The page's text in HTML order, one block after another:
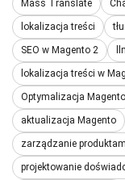
Mass Translate
lokalizacja treści
SEO w Magento 2
lokalizacja treści w
Optymalizacja Magento
aktualizacja Magento
zarządzanie
projektowanie